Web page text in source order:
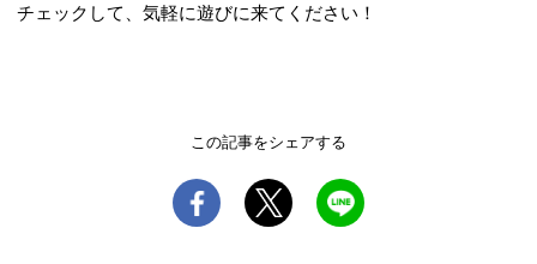
チェックして、気軽に遊びに来てください！
この記事をシェアする